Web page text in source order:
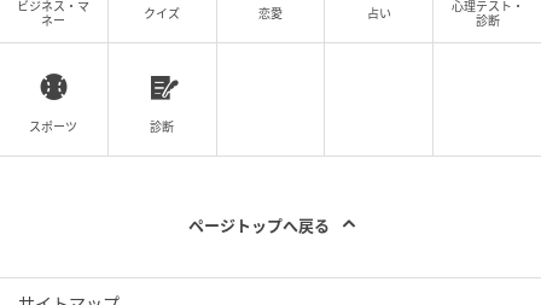
が、東京ドーム約2個分相当の約10万㎡という広大な敷地に佇む。 Hearst
建築デザインを手掛けた東環境・建築研究所代表の東
から5本の棟が伸びる空間構成に感嘆し、明治時代、こ
いた」と振り返る。
ビジネス・マ
ネー
クイズ 恋愛 占い
心理テスト・
診断
スポーツ 診断
ページトップへ戻る